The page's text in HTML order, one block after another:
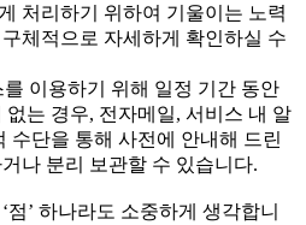
처리하기 위하여 기울이는 노력
체적으로 자세하게 확인하실 수
이용하기 위해 일정 기간 동안
는 경우, 전자메일, 서비스 내 알
수단을 통해 사전에 안내해 드린
나 분리 보관할 수 있습니다.
’ 하나라도 소중하게 생각합니